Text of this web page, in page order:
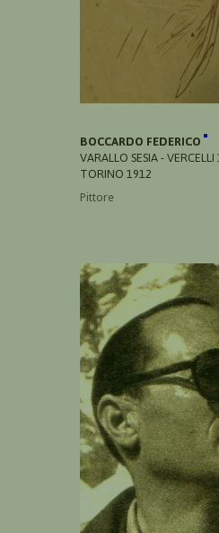
BOCCARDO FEDERICO
VARALLO SESIA -
TORINO 1912
Pittore